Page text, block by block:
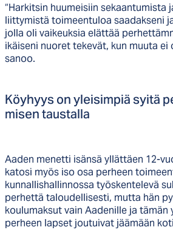
“Harkitsin huumeisiin sekaantumista
liittymistä toimeentuloa saadakseni
jolla oli vaikeuksia elättää
ikäiseni nuoret tekevät, kun muuta ei
sanoo.
Köy­hyys on ylei­sim­piä syi­tä
mi­sen taus­tal­la
Aaden menetti isänsä yllättäen 12-
katosi myös iso osa perheen
kunnallishallinnossa työskentelevä
perhettä taloudellisesti, mutta hän
koulumaksut vain Aadenille ja tämän
perheen lapset joutuivat jäämään